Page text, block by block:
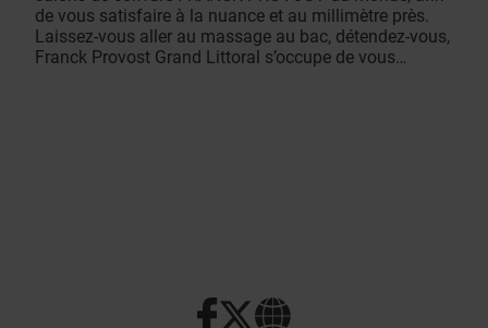
de vous satisfaire à la nuance et au millimètre près.
Laissez-vous aller au massage au bac, détendez-vous,
Franck Provost Grand Littoral s’occupe de vous…